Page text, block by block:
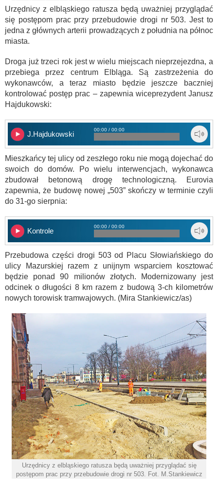
Urzędnicy z elbląskiego ratusza będą uważniej przyglądać
się postępom prac przy przebudowie drogi nr 503. Jest to
jedna z głównych arterii prowadzących z południa na północ
miasta.
Droga już trzeci rok jest w wielu miejscach nieprzejezdna, a
przebiega przez centrum Elbląga. Są zastrzeżenia do
wykonawców, a teraz miasto będzie jeszcze baczniej
kontrolować postęp prac – zapewnia wiceprezydent Janusz
Hajdukowski:
J.Hajdukowski
00:00 / 00:00
Mieszkańcy tej ulicy od zeszłego roku nie mogą dojechać do
swoich do domów. Po wielu interwencjach, wykonawca
zbudował betonową drogę technologiczną. Eurovia
zapewnia, że budowę nowej „503” skończy w terminie czyli
do 31-go sierpnia:
Kontrole
00:00 / 00:00
Przebudowa części drogi 503 od Placu Słowiańskiego do
ulicy Mazurskiej razem z unijnym wsparciem kosztować
będzie ponad 90 milionów złotych. Modernizowany jest
odcinek o długości 8 km razem z budową 3-ch kilometrów
nowych torowisk tramwajowych. (Mira Stankiewicz/as)
Urzędnicy z elbląskiego ratusza będą uważniej przyglądać się
postępom prac przy przebudowie drogi nr 503. Fot. M.Stankiewicz